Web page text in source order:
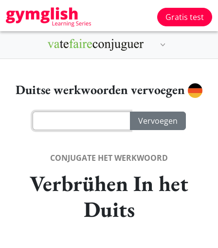
Gratis test
Duitse werkwoorden vervoegen
CONJUGATE HET WERKWOORD
Verbrühen In het
Duits